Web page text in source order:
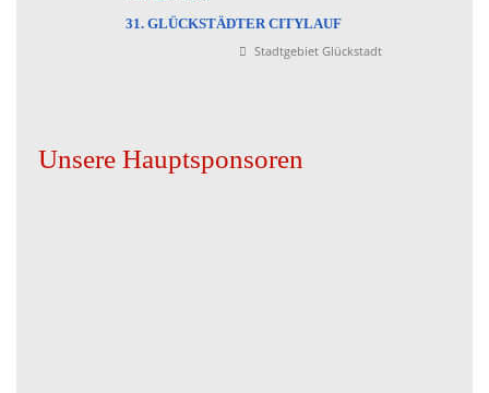
31. GLÜCKSTÄDTER CITYLAUF
Stadtgebiet Glückstadt
Unsere Hauptsponsoren